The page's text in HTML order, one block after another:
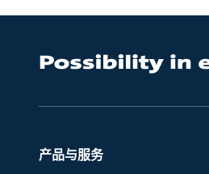
产品与服务